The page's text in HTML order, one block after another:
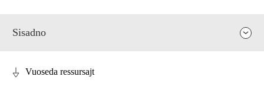
Sisadno
Vuoseda ressursajt